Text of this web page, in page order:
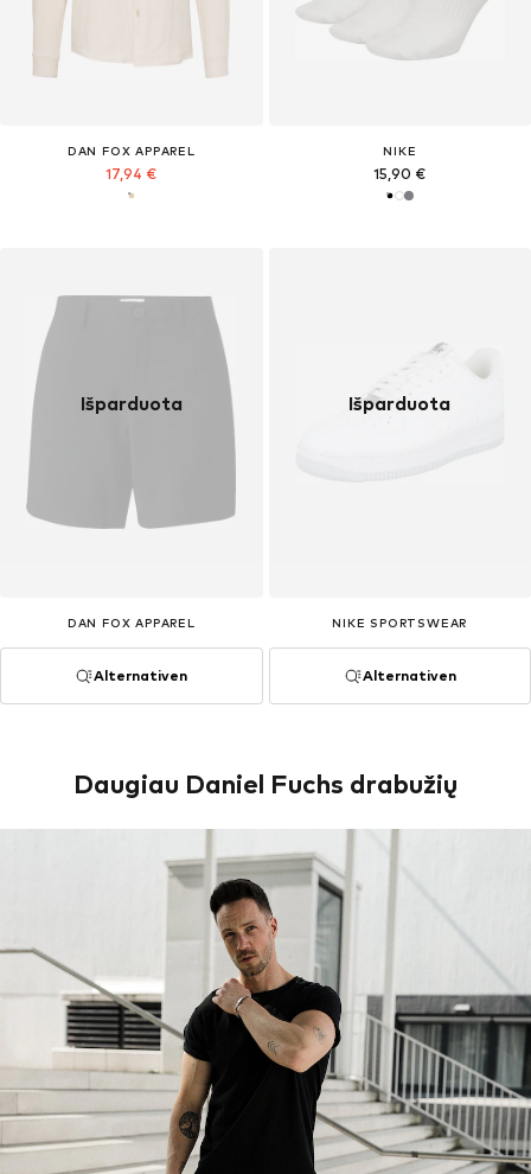
DAN FOX APPAREL
17,94 €
NIKE
15,90 €
Išparduota
DAN FOX APPAREL
Alternativen
Išparduota
NIKE SPORTSWEAR
Alternativen
Daugiau Daniel Fuchs drabužių